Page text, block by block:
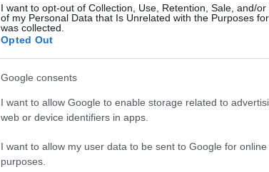
I want to opt-out of Collection, Use, Retention, Sale, and/or
of my Personal Data that Is Unrelated with the Purposes
was collected.
Opted Out
Google consents
I want to allow Google to enable storage related to
web or device identifiers in apps.
I want to allow my user data to be sent to Google for
purposes.